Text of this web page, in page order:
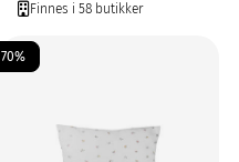
Finnes i 58 butikker
70%